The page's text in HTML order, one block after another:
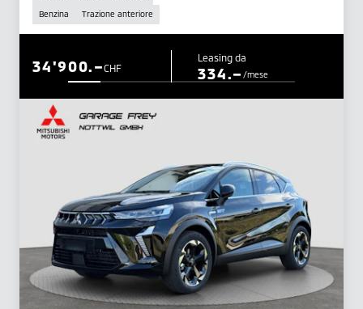
Benzina
Trazione anteriore
CHF
34'900.– Leasing da
334.–/mese